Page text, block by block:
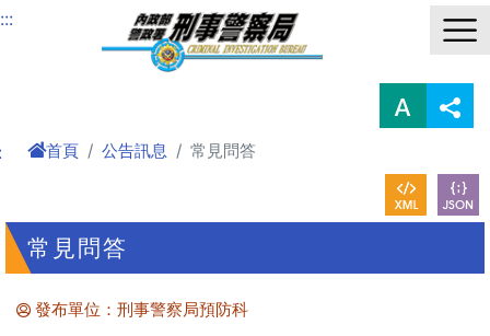
進入內容區塊
:::
首頁 公告訊息 常見問答
常見問答
發布單位：刑事警察局預防科